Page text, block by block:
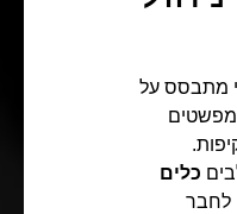
מתבסס על
כלים
לחבר